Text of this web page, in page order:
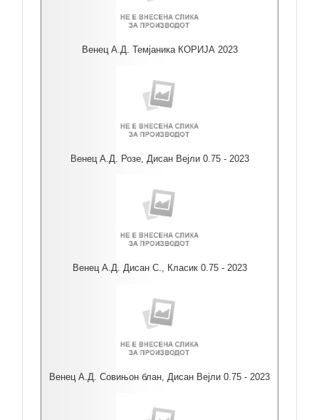
Венец А.Д. Темјаника КОРИЈА 2023
Венец А.Д. Розе, Дисан Вејли 0.75 - 2023
Венец А.Д. Дисан С., Класик 0.75 - 2023
Венец А.Д. Совињон блан, Дисан Вејли 0.75 - 2023